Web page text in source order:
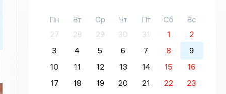
Пн Вт Ср Чт Пт Сб
Вс
27
28 29 30 31 1
2
3
4 5 6 7 8
9
10
11 12 13 14 15
16
17
18 19 20 21 22
23